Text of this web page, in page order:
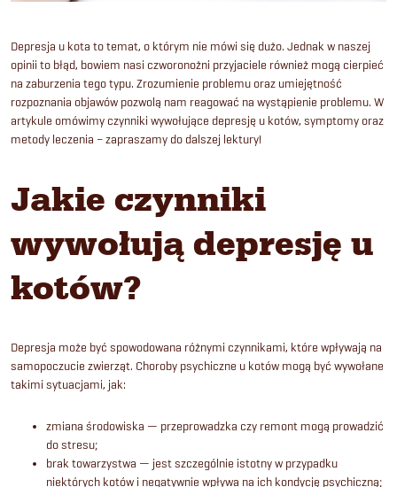
Depresja u kota to temat, o którym nie mówi się dużo. Jednak w naszej
opinii to błąd, bowiem nasi czworonożni przyjaciele również mogą cierpieć
na zaburzenia tego typu. Zrozumienie problemu oraz umiejętność
rozpoznania objawów pozwolą nam reagować na wystąpienie problemu. W
artykule omówimy czynniki wywołujące depresję u kotów, symptomy oraz
metody leczenia – zapraszamy do dalszej lektury!
Jakie czynniki
wywołują depresję u
kotów?
Depresja może być spowodowana różnymi czynnikami, które wpływają na
samopoczucie zwierząt. Choroby psychiczne u kotów mogą być wywołane
takimi sytuacjami, jak:
zmiana środowiska — przeprowadzka czy remont mogą prowadzić
do stresu;
brak towarzystwa — jest szczególnie istotny w przypadku
niektórych kotów i negatywnie wpływa na ich kondycję psychiczną;